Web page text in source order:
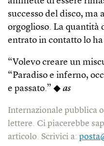
successo del disco, ma
orgoglioso. La quantità
entrato in contatto lo
“Volevo creare un
“Paradiso e inferno,
e passato.” ◆ as
Internazionale pubblica
lettere. Ci piacerebbe
articolo. Scrivici a: